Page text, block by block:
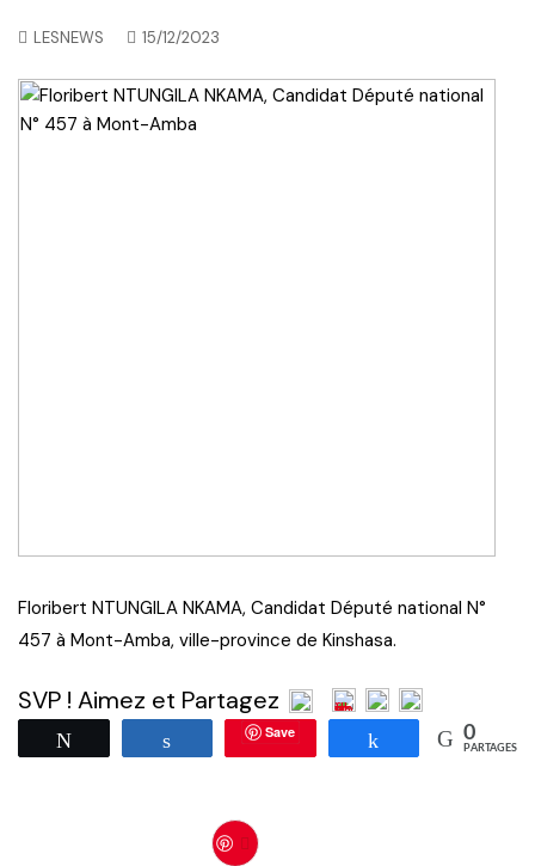
LESNEWS 15/12/2023
Floribert NTUNGILA NKAMA, Candidat Député national N°
457 à Mont-Amba, ville-province de Kinshasa.
SVP ! Aimez et Partagez
Partagez Save Partagez 0
PARTAGES